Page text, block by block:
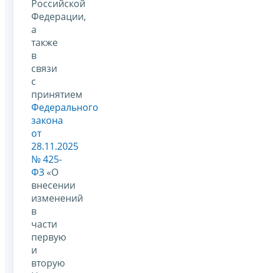
Российской
Федерации,
а
также
в
связи
с
принятием
Федерального
закона
от
28.11.2025
№ 425-
ФЗ «О
внесении
изменений
в
части
первую
и
вторую